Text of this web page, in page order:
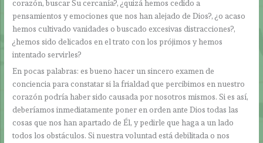
corazón, buscar Su cercanía?, ¿quizá hemos cedido a
pensamientos y emociones que nos han alejado de Dios?, ¿o acaso
hemos cultivado vanidades o buscado excesivas distracciones?,
¿hemos sido delicados en el trato con los prójimos y hemos
intentado servirles?
En pocas palabras: es bueno hacer un sincero examen de
conciencia para constatar si la frialdad que percibimos en nuestro
corazón podría haber sido causada por nosotros mismos. Si es así,
deberíamos inmediatamente poner en orden ante Dios todas las
cosas que nos han apartado de Él, y pedirle que haga a un lado
todos los obstáculos. Si nuestra voluntad está debilitada o nos